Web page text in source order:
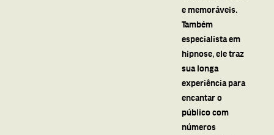
e memoráveis.
Também
especialista em
hipnose, ele traz
sua longa
experiência para
encantar o
público com
números